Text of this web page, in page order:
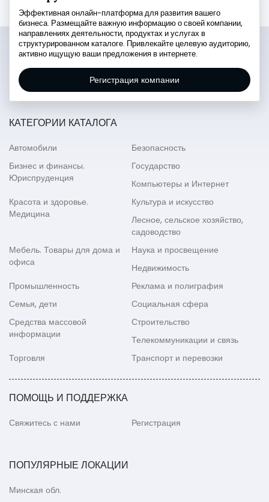
Эффективная онлайн-платформа для развития вашего
бизнеса. Размещайте важную информацию о своей компании,
направлениях деятельности, продуктах и услугах в
структурированном каталоге. Привлекайте целевую аудиторию,
активно ищущую ваши предложения в интернете.
Регистрация компании
КАТЕГОРИИ КАТАЛОГА
Автомобили
Безопасность
Бизнес и финансы.
Юриспруденция
Государство
Компьютеры и Интернет
Красота и здоровье.
Медицина
Культура и искусство
Лесное, сельское хозяйство,
садоводство
Мебель. Товары для дома и
офиса
Наука и просвещение
Недвижимость
Промышленность
Реклама и полиграфия
Семья, дети
Социальная сфера
Средства массовой
информации
Строительство
Телекоммуникации и связь
Торговля
Транспорт и перевозки
ПОМОЩЬ И ПОДДЕРЖКА
Свяжитесь с нами Регистрация
ПОПУЛЯРНЫЕ ЛОКАЦИИ
Минская обл.